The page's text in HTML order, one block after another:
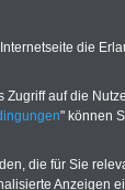
Dienst in
SERVICE: 10
Themen
Sie zehn
auch
die
auf die
" können
die für Sie
Anzeigen